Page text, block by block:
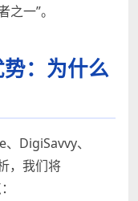
一”。
：为什么
DigiSavvy、
，我们将